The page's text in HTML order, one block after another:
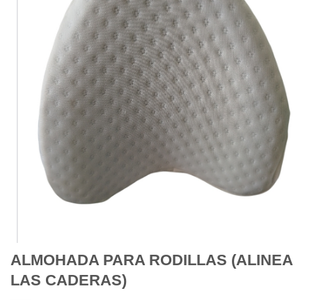
ALMOHADA PARA RODILLAS (ALINEA
LAS CADERAS)